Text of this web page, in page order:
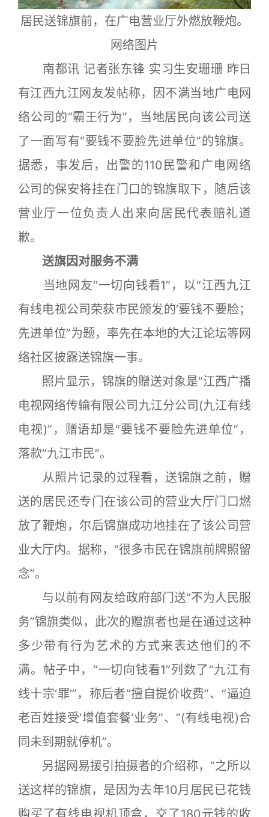
居民送锦旗前，在广电营业厅外燃放鞭炮。
网络图片
南都讯 记者张东锋 实习生安珊珊 昨日
有江西九江网友发帖称，因不满当地广电网
络公司的“霸王行为”，当地居民向该公司送
了一面写有“要钱不要脸先进单位”的锦旗。
据悉，事发后，出警的110民警和广电网络
公司的保安将挂在门口的锦旗取下，随后该
营业厅一位负责人出来向居民代表赔礼道
歉。
送旗因对服务不满
当地网友“一切向钱看1”，以“江西九江
有线电视公司荣获市民颁发的‘要钱不要脸；
先进单位”为题，率先在本地的大江论坛等网
络社区披露送锦旗一事。
照片显示，锦旗的赠送对象是“江西广播
电视网络传输有限公司九江分公司(九江有线
电视)”，赠语却是“要钱不要脸先进单位”，
落款“九江市民”。
从照片记录的过程看，送锦旗之前，赠
送的居民还专门在该公司的营业大厅门口燃
放了鞭炮，尔后锦旗成功地挂在了该公司营
业大厅内。据称，“很多市民在锦旗前牌照留
念”。
与以前有网友给政府部门送“不为人民服
务”锦旗类似，此次的赠旗者也是在通过这种
多少带有行为艺术的方式来表达他们的不
满。帖子中，“一切向钱看1”列数了“九江有
线十宗‘罪’”，称后者“擅自提价收费”、“逼迫
老百姓接受‘增值套餐’业务”、“(有线电视)合
同未到期就停机”。
另据网易援引拍摄者的介绍称，“之所以
送这样的锦旗，是因为去年10月居民已花钱
购买了有线电视机顶盒，交了180元钱的收